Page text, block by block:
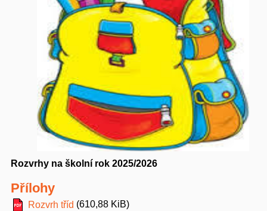
Rozvrhy na školní rok 2025/2026
Přílohy
Rozvrh tříd (610,88 KiB)